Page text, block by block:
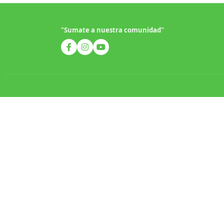
"Sumate a nuestra comunidad"